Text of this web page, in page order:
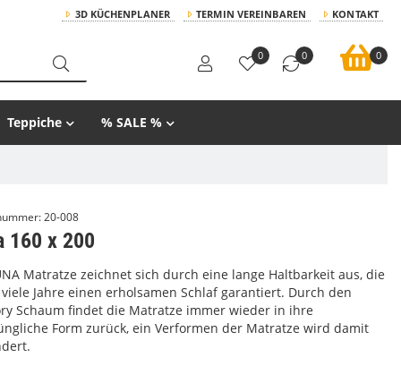
3D KÜCHENPLANER TERMIN VEREINBAREN KONTAKT
0 0 0
Teppiche % SALE %
20-008
160 x 200
Matratze zeichnet sich durch eine lange Haltbarkeit aus, die
Jahre einen erholsamen Schlaf garantiert. Durch den
Schaum findet die Matratze immer wieder in ihre
Form zurück, ein Verformen der Matratze wird damit